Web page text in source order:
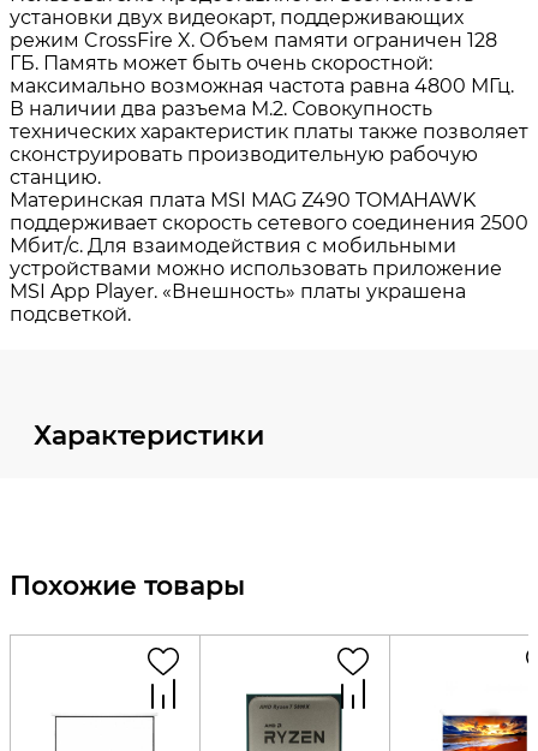
Характеристики
Похожие товары